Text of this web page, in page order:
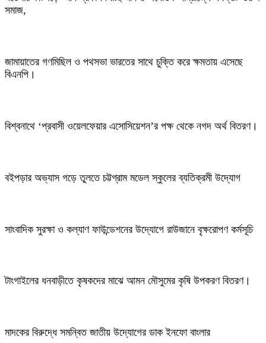
সমাজ,
জামায়াতের গণমিছিল ও পথসভা ভারতের সাথে চুক্তি করে ক্ষমতায় এসেছে
বিএনপি।
বিশ্বনাথে ‘প্রবাসী ওয়েলফেয়ার এসোসিয়েশন’র পক্ষ থেকে নগদ অর্থ বিতরণ।
বইপড়ার অভ্যাস গড়ে তুলতে চট্টগ্রাম মডেল স্কুলের ব্যতিক্রমী উদ্যোগ
সাংবাদিক সুরক্ষা ও কল্যাণ ফাউন্ডেশনের উদ্যোগে রাউজানে বৃক্ষরোপণ কর্মসূচি
টাংগাইলের ধনবাড়ীতে কৃষকদের মাঝে আমন মৌসুমের কৃষি উপকরণ বিতরণ।
মাদকের বিরুদ্ধে সমন্বিত জাতীয় উদ্যোগের ডাক ইনফো বাংলার